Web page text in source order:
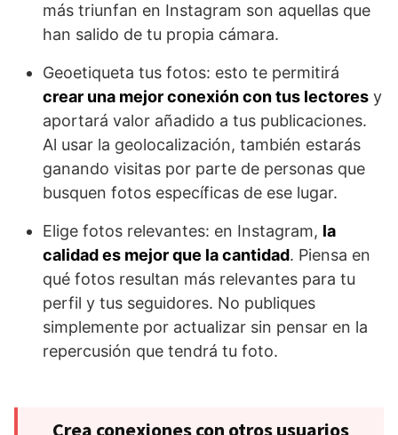
más triunfan en Instagram son aquellas que
han salido de tu propia cámara.
Geoetiqueta tus fotos: esto te permitirá
crear una mejor conexión con tus lectores y
aportará valor añadido a tus publicaciones.
Al usar la geolocalización, también estarás
ganando visitas por parte de personas que
busquen fotos específicas de ese lugar.
Elige fotos relevantes: en Instagram, la
calidad es mejor que la cantidad. Piensa en
qué fotos resultan más relevantes para tu
perfil y tus seguidores. No publiques
simplemente por actualizar sin pensar en la
repercusión que tendrá tu foto.
Crea conexiones con otros usuarios